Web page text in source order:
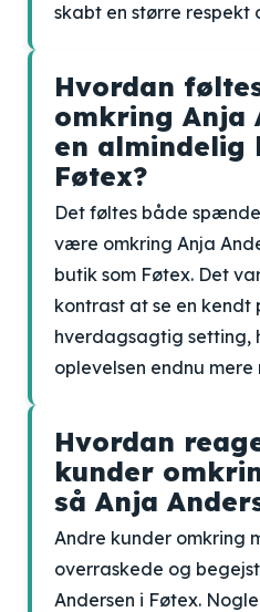
skabt en større respekt
Hvordan
omkring Anja
en almindelig
Føtex?
Det føltes både
være omkring Anja
butik som Føtex. Det
kontrast at se en kendt
hverdagsagtig setting,
oplevelsen endnu
Hvordan
kunder
så Anja
Andre kunder omkring
overraskede og
Andersen i Føtex.